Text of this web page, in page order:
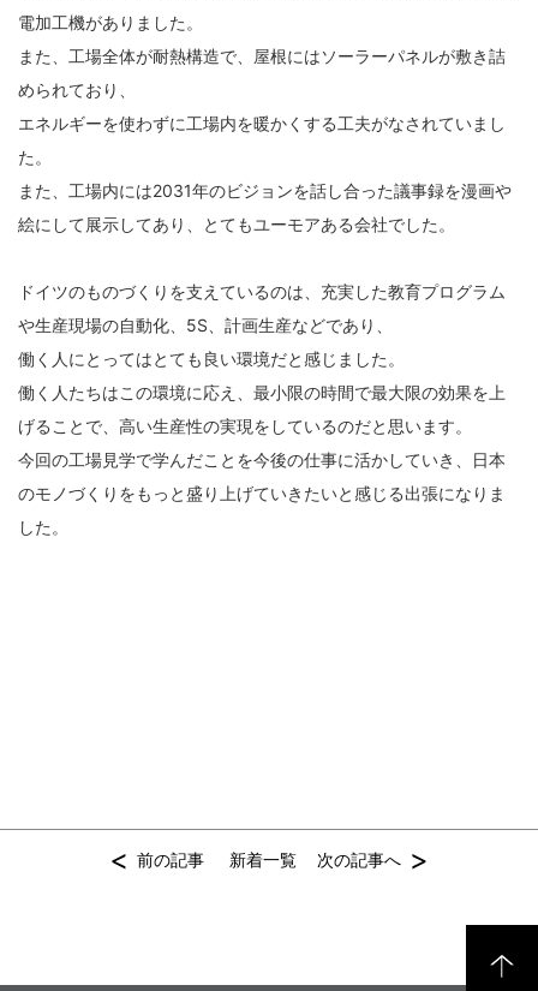
電加工機がありました。
また、工場全体が耐熱構造で、屋根にはソーラーパネルが敷き詰
められており、
エネルギーを使わずに工場内を暖かくする工夫がなされていまし
た。
また、工場内には2031年のビジョンを話し合った議事録を漫画や
絵にして展示してあり、とてもユーモアある会社でした。
ドイツのものづくりを支えているのは、充実した教育プログラム
や生産現場の自動化、5S、計画生産などであり、
働く人にとってはとても良い環境だと感じました。
働く人たちはこの環境に応え、最小限の時間で最大限の効果を上
げることで、高い生産性の実現をしているのだと思います。
今回の工場見学で学んだことを今後の仕事に活かしていき、日本
のモノづくりをもっと盛り上げていきたいと感じる出張になりま
した。
< 前の記事 新着一覧 次の記事へ >